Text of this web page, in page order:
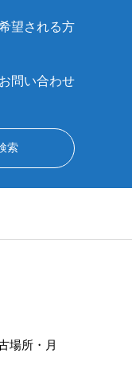
望される方
お問い合わせ
場所・月